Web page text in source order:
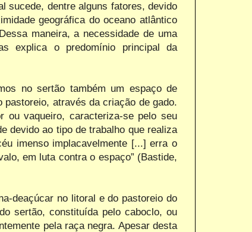
sucede, dentre alguns fatores, devido
geográfica do oceano atlântico
maneira, a necessidade de uma
explica o predomínio principal da
no sertão também um espaço de
através da criação de gado.
ou vaqueiro, caracteriza-se pelo seu
devido ao tipo de trabalho que realiza
imenso implacavelmente [...] erra o
em luta contra o espaço” (Bastide,
deaçúcar no litoral e do pastoreio do
sertão, constituída pelo caboclo, ou
pela raça negra. Apesar desta